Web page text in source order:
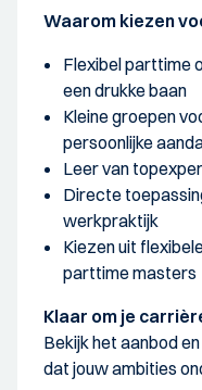
Waarom kiezen
Flexibel parttime
een drukke baan
Kleine groepen
persoonlijke
Leer van
Directe
werkpraktijk
Kiezen uit
parttime masters
Klaar om je
Bekijk het aanbod
dat jouw ambities